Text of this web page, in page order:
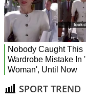
SPORT TREND